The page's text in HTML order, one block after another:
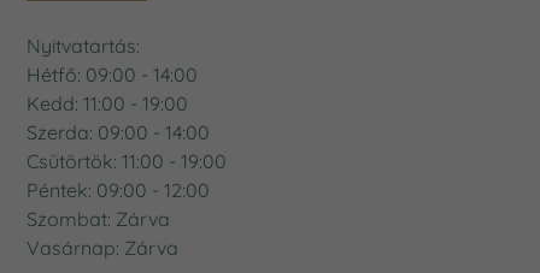
Nyitvatartás:
Hétfő: 09:00 - 14:00
Kedd: 11:00 - 19:00
Szerda: 09:00 - 14:00
Csütörtök: 11:00 - 19:00
Péntek: 09:00 - 12:00
Szombat: Zárva
Vasárnap: Zárva